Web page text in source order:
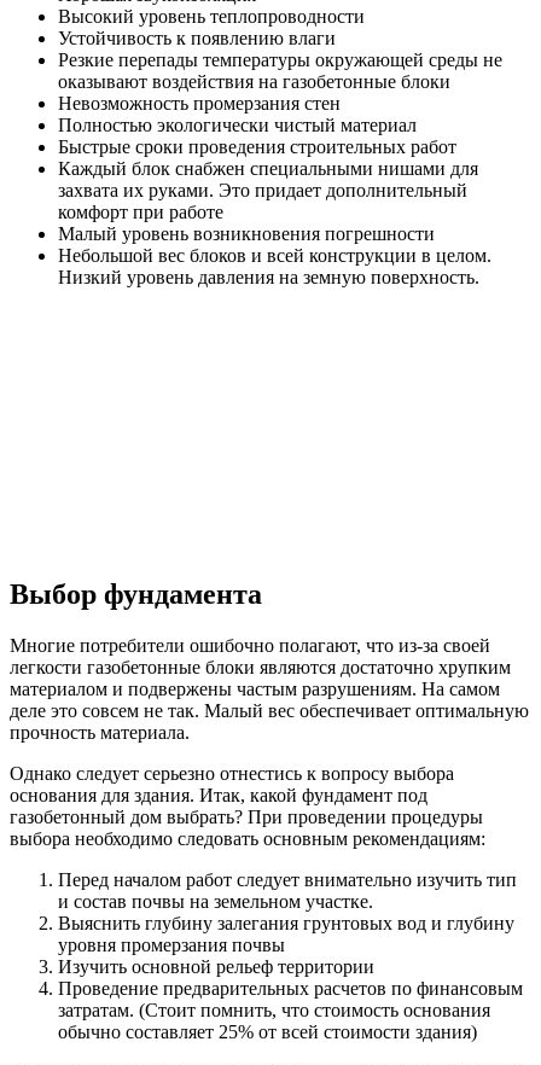
Высокий уровень теплопроводности
Устойчивость к появлению влаги
Резкие перепады температуры окружающей среды не
оказывают воздействия на газобетонные блоки
Невозможность промерзания стен
Полностью экологически чистый материал
Быстрые сроки проведения строительных работ
Каждый блок снабжен специальными нишами для
захвата их руками. Это придает дополнительный
комфорт при работе
Малый уровень возникновения погрешности
Небольшой вес блоков и всей конструкции в целом.
Низкий уровень давления на земную поверхность.
Выбор фундамента
Многие потребители ошибочно полагают, что из-за своей
легкости газобетонные блоки являются достаточно хрупким
материалом и подвержены частым разрушениям. На самом
деле это совсем не так. Малый вес обеспечивает оптимальную
прочность материала.
Однако следует серьезно отнестись к вопросу выбора
основания для здания. Итак, какой фундамент под
газобетонный дом выбрать? При проведении процедуры
выбора необходимо следовать основным рекомендациям:
Перед началом работ следует внимательно изучить тип
и состав почвы на земельном участке.
Выяснить глубину залегания грунтовых вод и глубину
уровня промерзания почвы
Изучить основной рельеф территории
Проведение предварительных расчетов по финансовым
затратам. (Стоит помнить, что стоимость основания
обычно составляет 25% от всей стоимости здания)